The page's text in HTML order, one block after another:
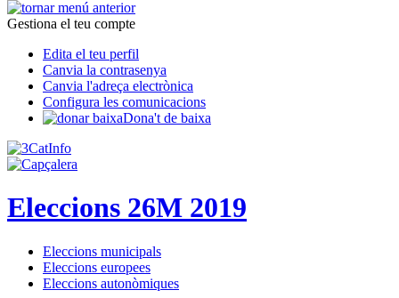
Gestiona el teu compte
Edita el teu perfil
Canvia la contrasenya
Canvia l'adreça electrònica
Configura les comunicacions
Dona't de baixa
Eleccions 26M 2019
Eleccions municipals
Eleccions europees
Eleccions autonòmiques